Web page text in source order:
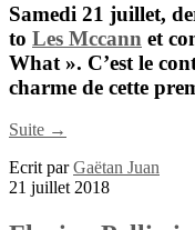
Samedi 21 juillet,
to Les Mccann et
What ». C’est le
charme de cette
Suite →
Ecrit parGaëtan Juan
21 juillet 2018